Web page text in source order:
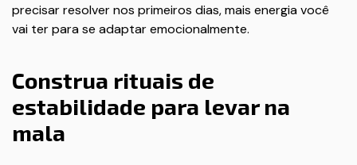
precisar resolver nos primeiros dias, mais energia você
vai ter para se adaptar emocionalmente.
Construa rituais de
estabilidade para levar na
mala